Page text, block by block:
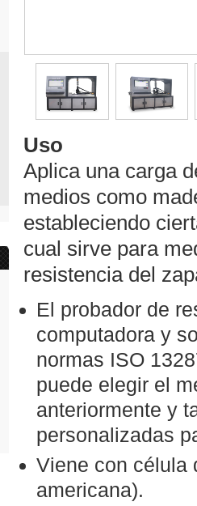
Uso
Aplica una carga
medios como
estableciendo
cual sirve para
resistencia del
El probador de
computadora y
normas ISO
puede elegir el
anteriormente y
personalizadas
Viene con célula
americana).